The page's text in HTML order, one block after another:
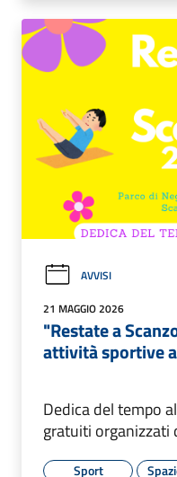
AVVISI
21 MAGGIO 2026
"Restate a
attività sportive
Dedica del tempo
gratuiti organizzati
Sport